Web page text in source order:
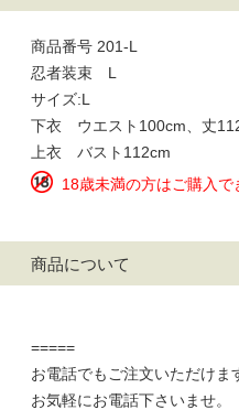
商品番号 201-L
忍者装束 L
サイズ:L
下衣 ウエスト100cm、丈
上衣 バスト112cm
18歳未満の方はご購入で
商品について
=====
お電話でもご注文いただけま
お気軽にお電話下さいませ。